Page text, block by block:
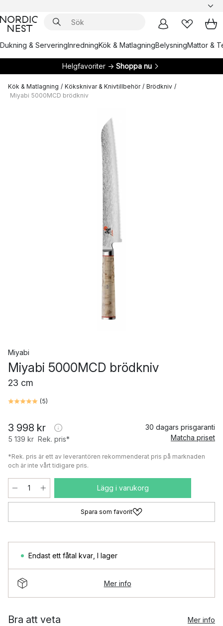
Dukning & ServeringInredningKök & MatlagningBelysningMattor &
Helgfavoriter → Shoppa nu
Kök & Matlagning / Köksknivar & Knivtillbehör / Brödkniv /
Miyabi 5000MCD brödkniv
Miyabi
Miyabi 5000MCD brödkniv
23 cm
(5)
3 998 kr
5 139 kr Rek. pris*
30 dagars prisgaranti
Matcha priset
*Rek. pris är ett av leverantören rekommenderat pris på marknaden
och är inte vårt tidigare pris.
Lägg i varukorg
Spara som favorit
Endast ett fåtal kvar I lager
Mer info
Bra att veta Mer info